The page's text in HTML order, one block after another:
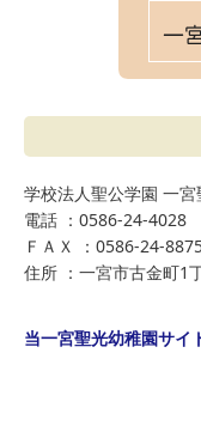
学校法人聖公学園 一宮
電話 ：0586-24-4028
ＦＡＸ ：0586-24-
住所 ：一宮市古金町1
当一宮聖光幼稚園サイ